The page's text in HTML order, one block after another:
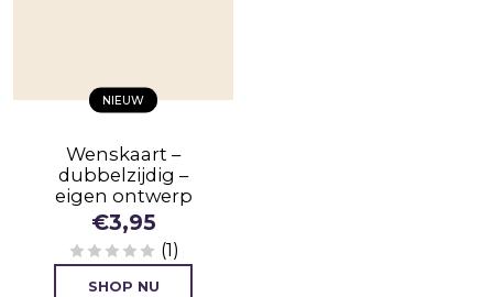
NIEUW
Wenskaart –
dubbelzijdig –
eigen ontwerp
€3,95
(1)
SHOP NU